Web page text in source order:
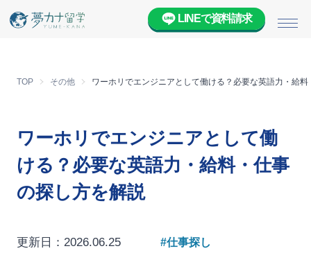
メ
LINEで資料請求
TOP その他 ワーホリでエンジニアとして働ける？必要な英語力・給
ワーホリでエンジニアとして働
ける？必要な英語力・給料・仕事
の探し方を解説
更新日：2026.06.25 #仕事探し